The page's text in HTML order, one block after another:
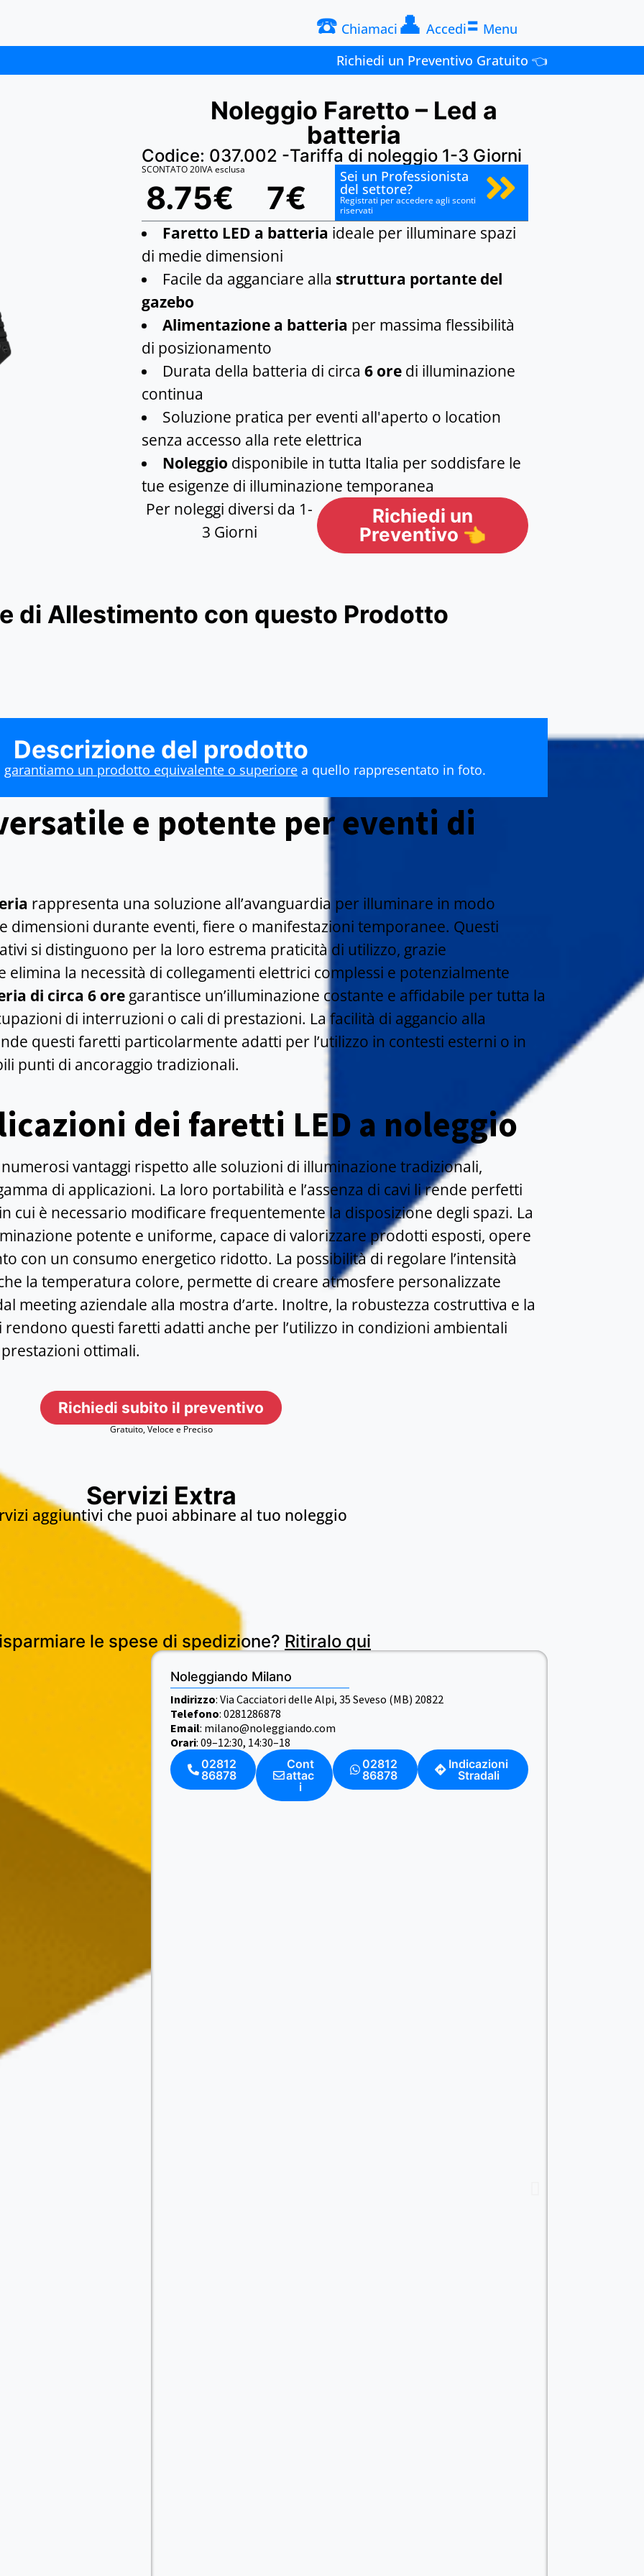
☎️ Chiamaci 👤 Accedi🟰 Menu
Richiedi un Preventivo Gratuito 👈
Noleggio Faretto – Led a
batteria
Codice: 037.002 -Tariffa di noleggio 1-3 Giorni
SCONTATO 20IVA esclusa
8.75€ 7€
Sei un Professionista
del settore?
Registrati per accedere agli sconti
riservati
Faretto LED a batteria ideale per illuminare spazi
di medie dimensioni
Facile da agganciare alla struttura portante del
gazebo
Alimentazione a batteria per massima flessibilità
di posizionamento
Durata della batteria di circa6 ore di illuminazione
continua
Soluzione pratica per eventi all'aperto o location
senza accesso alla rete elettrica
Noleggio disponibile in tutta Italia per soddisfare le
tue esigenze di illuminazione temporanea
Per noleggi diversi da 1-
3 Giorni
Richiedi un
Preventivo 👈
di Allestimento con questo Prodotto
Descrizione del prodotto
garantiamo un prodotto equivalente o superiore a quello rappresentato in foto.
e potente per eventi di
rappresenta una soluzione all’avanguardia per illuminare in modo
dimensioni durante eventi, fiere o manifestazioni temporanee. Questi
si distinguono per la loro estrema praticità di utilizzo, grazie
elimina la necessità di collegamenti elettrici complessi e potenzialmente
di circa 6 ore garantisce un’illuminazione costante e affidabile per tutta la
di interruzioni o cali di prestazioni. La facilità di aggancio alla
questi faretti particolarmente adatti per l’utilizzo in contesti esterni o in
punti di ancoraggio tradizionali.
dei faretti LED a noleggio
vantaggi rispetto alle soluzioni di illuminazione tradizionali,
di applicazioni. La loro portabilità e l’assenza di cavi li rende perfetti
cui è necessario modificare frequentemente la disposizione degli spazi. La
potente e uniforme, capace di valorizzare prodotti esposti, opere
con un consumo energetico ridotto. La possibilità di regolare l’intensità
la temperatura colore, permette di creare atmosfere personalizzate
meeting aziendale alla mostra d’arte. Inoltre, la robustezza costruttiva e la
questi faretti adatti anche per l’utilizzo in condizioni ambientali
ottimali.
Richiedi subito il preventivo
Gratuito, Veloce e Preciso
Servizi Extra
aggiuntivi che puoi abbinare al tuo noleggio
le spese di spedizione? Ritiralo qui
Noleggiando Milano
Indirizzo: Via Cacciatori delle Alpi, 35 Seveso (MB) 20822
Telefono: 0281286878
Email: milano@noleggiando.com
Orari: 09–12:30, 14:30–18
02812
86878
Cont
attac
i
02812
86878
Indicazioni
Stradali